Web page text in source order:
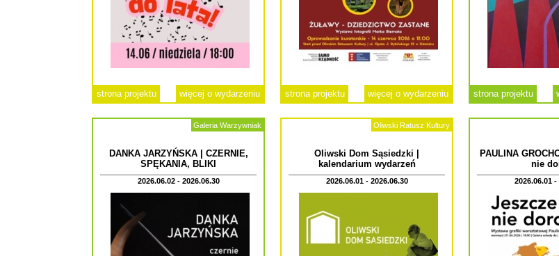
strona projektu więcej o wydarzeniu strona projektu więcej o wydarzeniu strona projektu
Galeria Warzywniak
DANKA JARZYŃSKA | CZERNIE,
SPĘKANIA, BLIKI
2026.06.02 - 2026.06.30
Oliwski Ratusz Kultury
Oliwski Dom Sąsiedzki |
kalendarium wydarzeń
2026.06.01 - 2026.06.30
PAULINA
nie
2026.06.01 -